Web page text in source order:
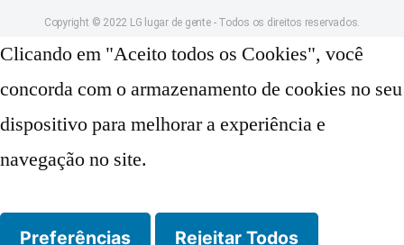
Copyright © 2022 LG lugar de gente - Todos os direitos reservados.
Clicando em "Aceito todos os Cookies", você
concorda com o armazenamento de cookies no seu
dispositivo para melhorar a experiência e
navegação no site.
Preferências Rejeitar Todos